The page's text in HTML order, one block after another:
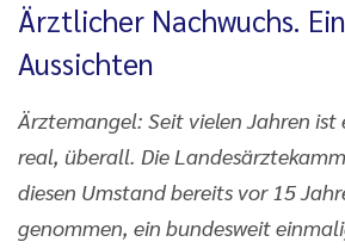
Ärztlicher Nachwuchs.
Aussichten
Ärztemangel: Seit vielen Jahren ist
real, überall. Die
diesen Umstand bereits vor 15
genommen, ein bundesweit